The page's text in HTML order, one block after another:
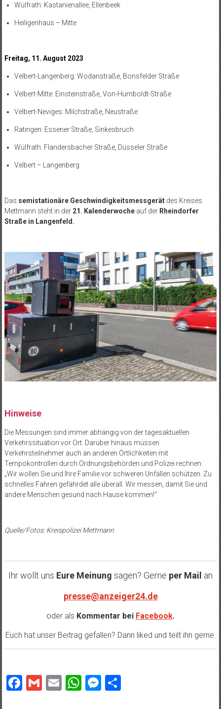
Wülfrath: Kastanienallee, Ellenbeek
Heiligenhaus – Mitte
Freitag, 11. August 2023
Velbert-Langenberg: Wodanstraße, Bonsfelder Straße
Velbert-Mitte: Einsteinstraße, Von-Humboldt-Straße
Velbert-Neviges: Milchstraße, Neustraße
Ratingen: Essener Straße, Sinkesbruch
Wülfrath: Flandersbacher Straße, Düsseler Straße
Velbert – Langenberg
Das semistationäre Geschwindigkeitsmessgerätdes Kreises
Mettmann steht in der 21. Kalenderwocheauf der Rheindorfer
Straße in Langenfeld.
Hinweise
Die Messungen sind immer abhängig von der tagesaktuellen
Verkehrssituation vor Ort. Darüber hinaus müssen
Verkehrsteilnehmer auch an anderen Örtlichkeiten mit
Tempokontrollen durch Ordnungsbehörden und Polizei rechnen:
„Wir wollen Sie und Ihre Familie vor schweren Unfällen schützen. Zu
schnelles Fahren gefährdet alle überall. Wir messen, damit Sie und
andere Menschen gesund nach Hause kommen!“
Quelle/Fotos: Kreispolizei Mettmann
Ihr wollt uns Eure Meinung sagen? Gerne per Mail an
presse@anzeiger24.de
oder als Kommentar bei Facebook.
Euch hat unser Beitrag gefallen? Dann liked und teilt ihn gerne.
Facebook
Gmail
EmailWhatsApp
Messenger
Teilen